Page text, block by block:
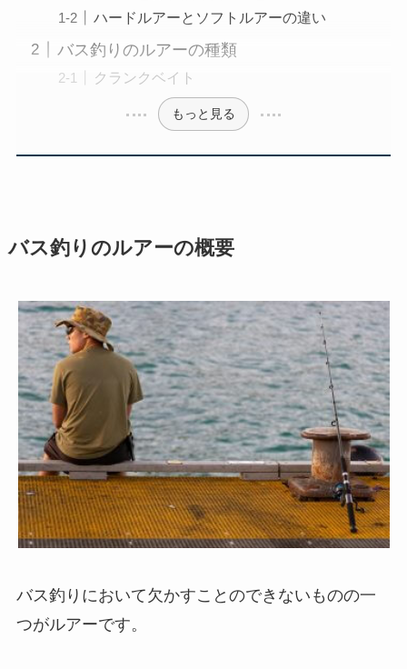
ハードルアーとソフトルアーの違い
バス釣りのルアーの種類
クランクベイト
もっと見る
バス釣りのルアーの概要
バス釣りにおいて欠かすことのできないものの一
つがルアーです。